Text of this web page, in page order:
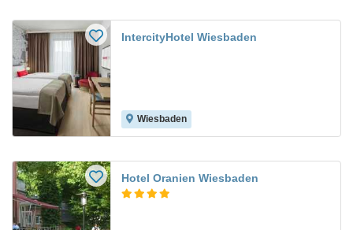
IntercityHotel Wiesbaden
Wiesbaden
Hotel Oranien Wiesbaden